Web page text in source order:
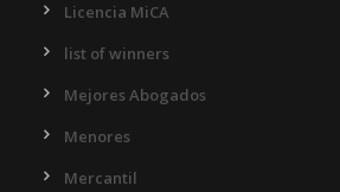
Licencia MiCA
list of winners
Mejores Abogados
Menores
Mercantil